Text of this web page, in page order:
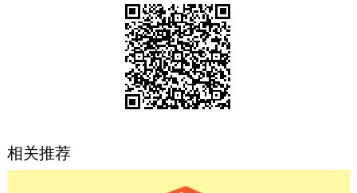
专题公开
法人服务
便民服务
相关推荐